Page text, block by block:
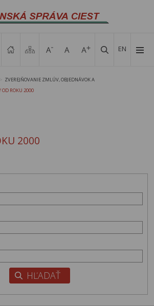
EN
ZVEREJŇOVANIE ZMLÚV, OBJEDNÁVOK A
OD ROKU 2000
2000